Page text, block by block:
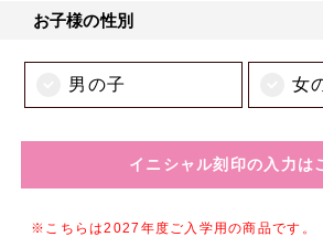
お子様の性別
男の子 女
イニシャル刻印の入力は
※こちらは2027年度ご入学用の商品です。